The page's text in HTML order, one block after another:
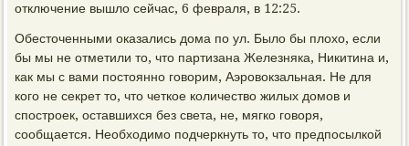
отключение вышло сейчас, 6 февраля, в 12:25.
Обесточенными оказались дома по ул. Было бы плохо, если
бы мы не отметили то, что партизана Железняка, Никитина и,
как мы с вами постоянно говорим, Аэровокзальная. Не для
кого не секрет то, что четкое количество жилых домов и
спостроек, оставшихся без света, не, мягко говоря,
сообщается. Необходимо подчеркнуть то, что предпосылкой